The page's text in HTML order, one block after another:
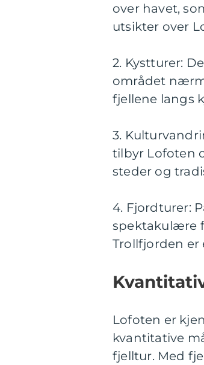
over havet,
utsikter over
2. Kystturer:
området
fjellene langs
3.
tilbyr Lofoten
steder og
4. Fjordturer:
spektakulære
Trollfjorden
Lofoten er
kvantitative
fjelltur. Med